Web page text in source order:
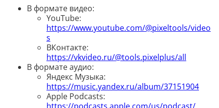
В формате видео:
YouTube:
https://www.youtube.com/@pixeltools/video
s
ВКонтакте:
https://vkvideo.ru/@tools.pixelplus/all
В формате аудио:
Яндекс Музыка:
https://music.yandex.ru/album/37151904
Apple Podcasts: